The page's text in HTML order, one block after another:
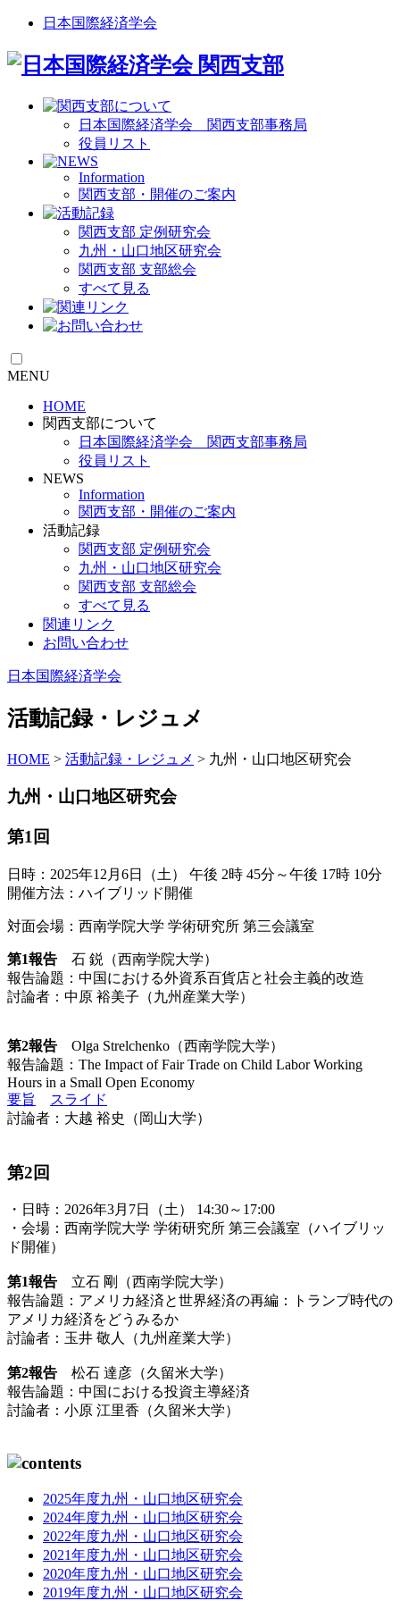
日本国際経済学会
日本国際経済学会 関西支部事務局
役員リスト
Information
関西支部・開催のご案内
関西支部 定例研究会
九州・山口地区研究会
関西支部 支部総会
すべて見る
MENU
HOME
関西支部について
日本国際経済学会 関西支部事務局
役員リスト
NEWS
Information
関西支部・開催のご案内
活動記録
関西支部 定例研究会
九州・山口地区研究会
関西支部 支部総会
すべて見る
関連リンク
お問い合わせ
日本国際経済学会
活動記録・レジュメ
HOME > 活動記録・レジュメ > 九州・山口地区研究会
九州・山口地区研究会
第1回
日時：2025年12月6日（土） 午後 2時 45分～午後 17時 10分
開催方法：ハイブリッド開催
対面会場：西南学院大学 学術研究所 第三会議室
第1報告 石 鋭（西南学院大学）
報告論題：中国における外資系百貨店と社会主義的改造
討論者：中原 裕美子（九州産業大学）
第2報告 Olga Strelchenko（西南学院大学）
報告論題：The Impact of Fair Trade on Child Labor Working
Hours in a Small Open Economy
要旨
スライド
討論者：大越 裕史（岡山大学）
第2回
・日時：2026年3月7日（土） 14:30～17:00
・会場：西南学院大学 学術研究所 第三会議室（ハイブリッ
ド開催）
第1報告 立石 剛（西南学院大学）
報告論題：アメリカ経済と世界経済の再編：
トランプ時代の
アメリカ経済をどうみるか
討論者：玉井 敬人（九州産業大学）
第2報告 松石 達彦（久留米大学）
報告論題：中国における投資主導経済
討論者：小原 江里香（久留米大学）
2025年度九州・山口地区研究会
2024年度九州・山口地区研究会
2022年度九州・山口地区研究会
2021年度九州・山口地区研究会
2020年度九州・山口地区研究会
2019年度九州・山口地区研究会